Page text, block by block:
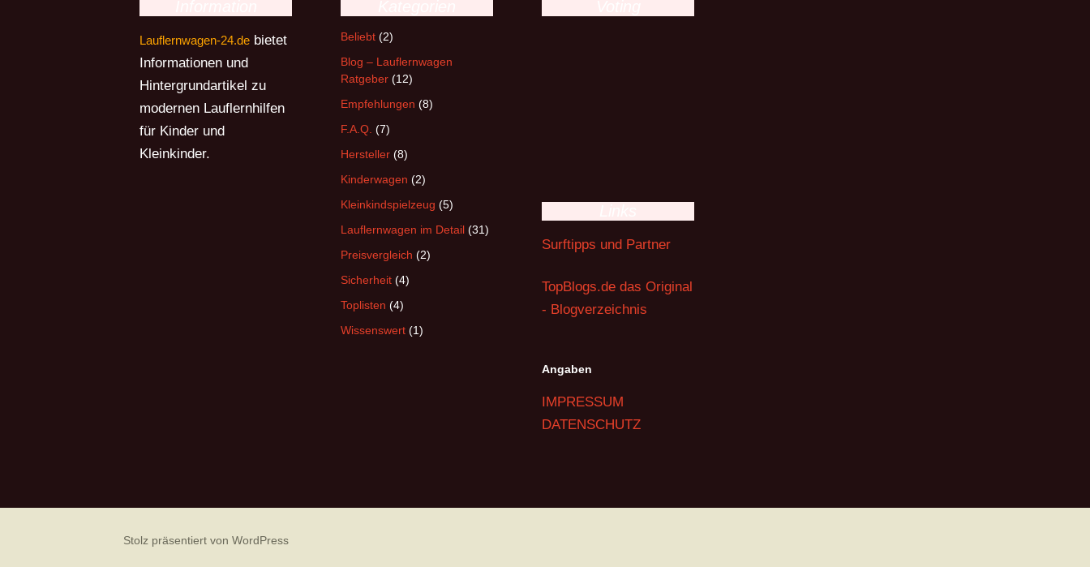
Lauflernwagen-24.de bietet
Informationen und
Hintergrundartikel zu
modernen Lauflernhilfen
für Kinder und
Kleinkinder.
Beliebt (2)
Blog – Lauflernwagen
Ratgeber (12)
Empfehlungen (8)
F.A.Q. (7)
Hersteller (8)
Kinderwagen (2)
Kleinkindspielzeug (5)
Lauflernwagen im Detail (31)
Preisvergleich (2)
Sicherheit (4)
Toplisten (4)
Wissenswert (1)
Surftipps und Partner
TopBlogs.de das Original
- Blogverzeichnis
Angaben
IMPRESSUM
DATENSCHUTZ
Stolz präsentiert von WordPress